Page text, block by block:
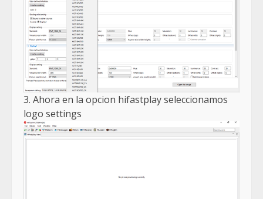
3. Ahora en la opcion hifastplay seleccionamos
logo settings